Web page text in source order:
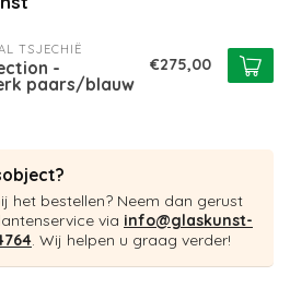
TSJECHIË
-
paars/blauw
€275,00
het bestellen? Neem dan gerust
via info@glaskunst-
. Wij helpen u graag verder!